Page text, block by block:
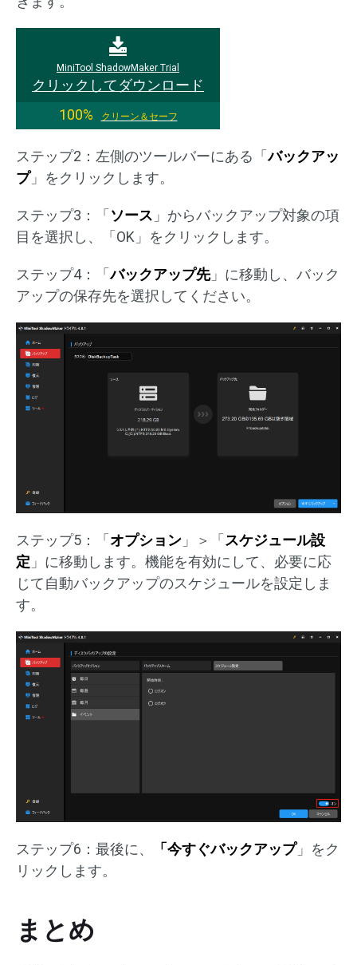
MiniTool ShadowMaker Trial
クリックしてダウンロード
100%
クリーン＆セーフ
ステップ2：左側のツールバーにある「バックアッ
プ」をクリックします。
ステップ3：「 ソース 」からバックアップ対象の項
目を選択し、「OK」をクリックします。
ステップ4：「バックアップ先」に移動し、バック
アップの保存先を選択してください。
ステップ5：「 オプション 」＞「 スケジュール設
定 」に移動します。機能を有効にして、必要に応
じて自動バックアップのスケジュールを設定しま
す。
ステップ6：最後に、 「今すぐバックアップ」をク
リックします。
まとめ